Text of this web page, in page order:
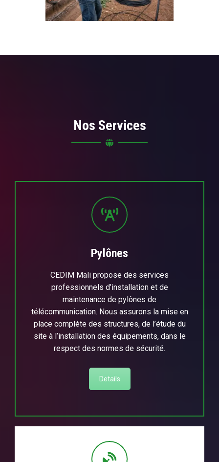
Nos Services
Pylônes
CEDIM Mali propose des services
professionnels d’installation et de
maintenance de pylônes de
télécommunication. Nous assurons la mise en
place complète des structures, de l’étude du
site à l’installation des équipements, dans le
respect des normes de sécurité.
Details